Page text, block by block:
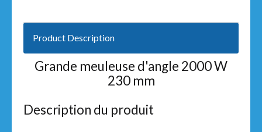
Product Description
Grande meuleuse d'angle 2000 W
230 mm
Description du produit